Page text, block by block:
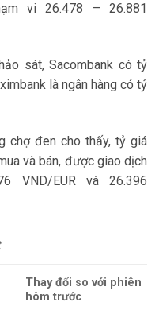
vi 26.478 – 26.881
sát, Sacombank có tỷ
là ngân hàng có tỷ
chợ đen cho thấy, tỷ giá
và bán, được giao dịch
VND/EUR và 26.396
Thay đổi so với phiên
hôm trước